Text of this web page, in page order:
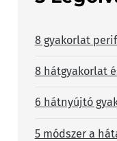
8 gyakorlat
8 hátgyakorlat
6 hátnyújtó
5 módszer a